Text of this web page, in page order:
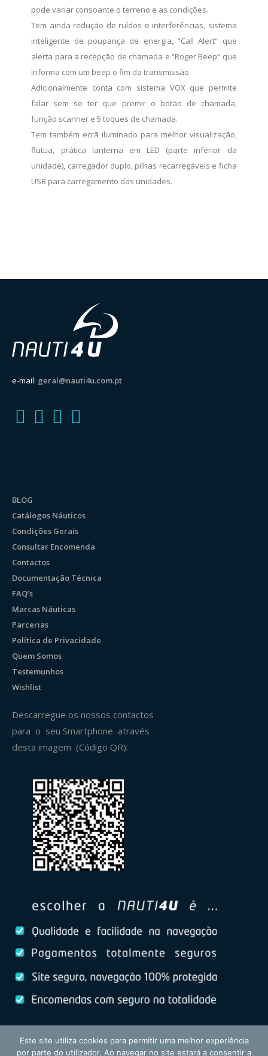
pode variar consoante o terreno e as condições.
Tem ainda redução de ruídos e interferências, sistema
inteligente de poupança de energia, “Call Alert“ que
alerta para a recepção de chamada e “Roger Beep“ que
informa com um beep o fim da transmissão.
Adicionalmente conta com sistema VOX que permite
falar sem se ter que premir o botão de chamada,
função scanner e 5 toques de chamada.
Tem também ecrã iluminado para melhor visualização,
flutua, prática lanterna em LED (parte inferior da
unidade), carregador duplo, pilhas recarregáveis e ficha
USB para carregamento das unidades.
e-mail: geral@nauti4u.com.pt
BLOG
Catálogos Náuticos
Condições Gerais
Consultar Encomenda
Contactos
Documentação Técnica
FAQ’s
Marcas Náuticas
Parcerias
Política de Privacidade
Quem Somos
Testemunhos
Wishlist
Descarregue os nossos contactos
para o seu Smartphone através
desta imagem (Código QR):
Este site utiliza cookies para permitir uma melhor experiência
por parte do utilizador. Ao navegar no site estará a consentir a